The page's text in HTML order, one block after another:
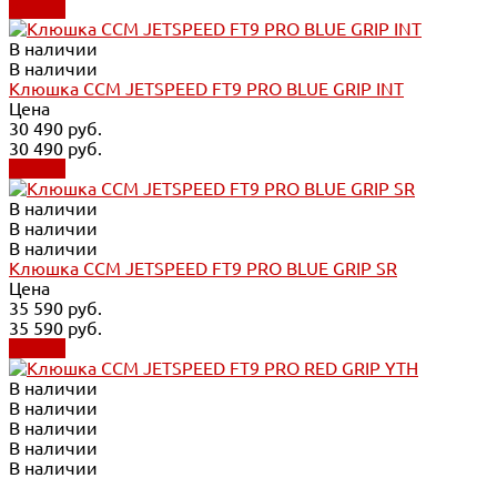
В наличии
В наличии
Клюшка CCM JETSPEED FT9 PRO BLUE GRIP INT
Цена
30 490 руб.
30 490 руб.
В наличии
В наличии
В наличии
Клюшка CCM JETSPEED FT9 PRO BLUE GRIP SR
Цена
35 590 руб.
35 590 руб.
В наличии
В наличии
В наличии
В наличии
В наличии